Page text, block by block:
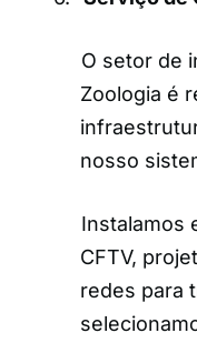
O setor de
Zoologia é
nosso
Instalamos
CFTV,
redes para